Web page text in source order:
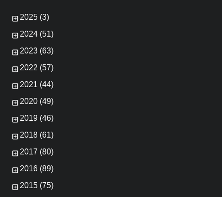
2025 (3)
2024 (51)
2023 (63)
2022 (57)
2021 (44)
2020 (49)
2019 (46)
2018 (61)
2017 (80)
2016 (89)
2015 (75)